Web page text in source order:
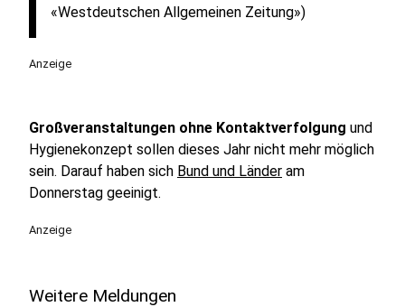
«Westdeutschen Allgemeinen Zeitung»)
Anzeige
Großveranstaltungen ohne Kontaktverfolgung und
Hygienekonzept sollen dieses Jahr nicht mehr möglich
sein. Darauf haben sich Bund und Länder am
Donnerstag geeinigt.
Anzeige
Weitere Meldungen